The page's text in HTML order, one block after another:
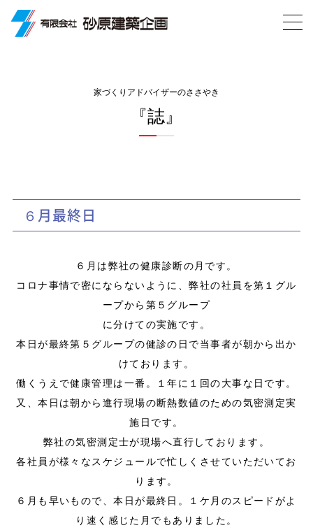
家づくりアドバイザーのささやき
『誌』
６月最終日
６月は弊社の健康診断の月です。
コロナ事情で密にならないように、弊社の社員を第１グル
ープから第５グループ
に分けての実施です。
本日が最終第５グループの健診の日で当事者が朝から出か
けております。
働くうえで健康管理は一番。１年に１回の大事な日です。
又、本日は朝から進行現場の断熱数値のための気密測定実
施日です。
弊社の気密測定士が現場へ直行しております。
各社員が様々なスケジュールで忙しくさせていただいてお
ります。
６月も早いもので、本日が最終日。１ケ月のスピードがよ
り速く感じた月でもありました。